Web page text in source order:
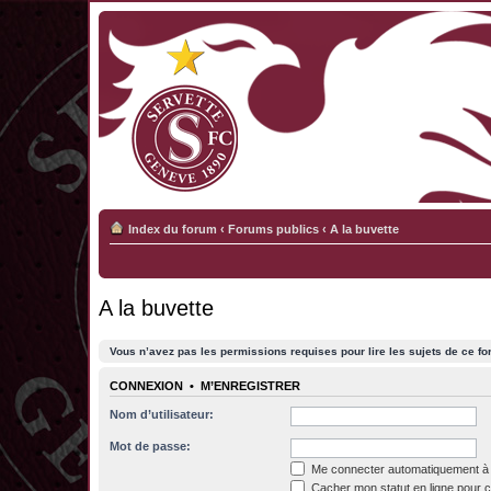
Index du forum ‹ Forums publics ‹ A la buvette
A la buvette
Vous n’avez pas les permissions requises pour lire les sujets de ce
CONNEXION • M’ENREGISTRER
Nom d’utilisateur:
Mot de passe:
Me connecter automatiquement
Cacher mon statut en ligne pour